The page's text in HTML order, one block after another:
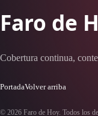
Faro de
Cobertura continua,
PortadaVolver arriba
© 2026 Faro de Hoy. Todos los